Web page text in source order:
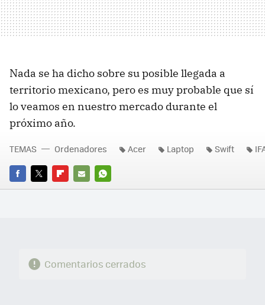
Nada se ha dicho sobre su posible llegada a
territorio mexicano, pero es muy probable que sí
lo veamos en nuestro mercado durante el
próximo año.
FACEBOOK
TWITTERFLIPBOARD
E-
WHATSAPP
TEMAS Ordenadores Acer Laptop Swift
Comentarios cerrados